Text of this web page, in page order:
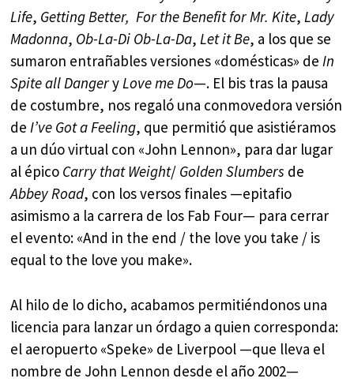
Life, Getting Better, For the Benefit for Mr. Kite,Lady
Madonna, Ob-La-Di Ob-La-Da,Let it Be, a los que se
sumaron entrañables versiones «domésticas» deIn
Spite all DangeryLove me Do—. El bis tras la pausa
de costumbre, nos regaló una conmovedora versión
deI’ve Got a Feeling, que permitió que asistiéramos
a un dúo virtual con «John Lennon», para dar lugar
al épico Carry that Weight/ Golden Slumbers de
Abbey Road, con los versos finales —epitafio
asimismo a la carrera de los Fab Four— para cerrar
el evento: «And in the end / the love you take / is
equal to the love you make».
Al hilo de lo dicho, acabamos permitiéndonos una
licencia para lanzar un órdago a quien corresponda:
el aeropuerto «Speke» de Liverpool —que lleva el
nombre de John Lennon desde el año 2002—